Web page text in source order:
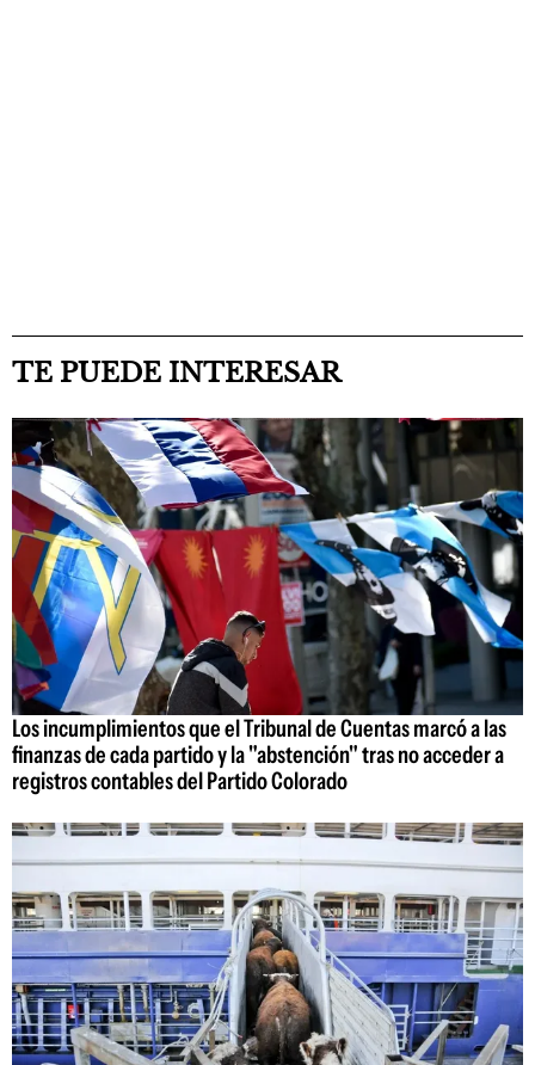
TE PUEDE INTERESAR
Los incumplimientos que el Tribunal de Cuentas marcó a las
finanzas de cada partido y la "abstención" tras no acceder a
registros contables del Partido Colorado